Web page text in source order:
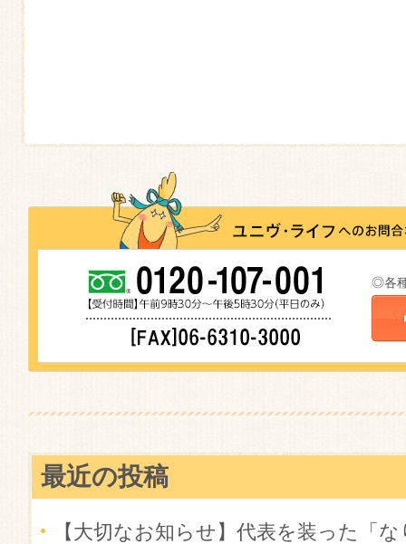
◎各
最近の投稿
【大切なお知らせ】代表を装った「